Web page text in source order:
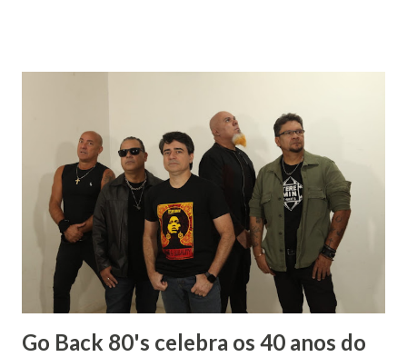
Letras, onde teria minha licenciatura e poderia aprender
mais sobre os autores que já faziam parte de minha vida.
Sempre gostei muito das aulas de História: para entender
literatura é importante saber sobre o contexto histórico
da obra, quais os acontecimentos determinantes na
sociedade da época. Tive ótimos professores de História
no Fundamental, no Médio e na Faculdade mas um do
terceiro ano dividia comigo um amor: a mús...
Go Back 80's celebra os 40 anos do